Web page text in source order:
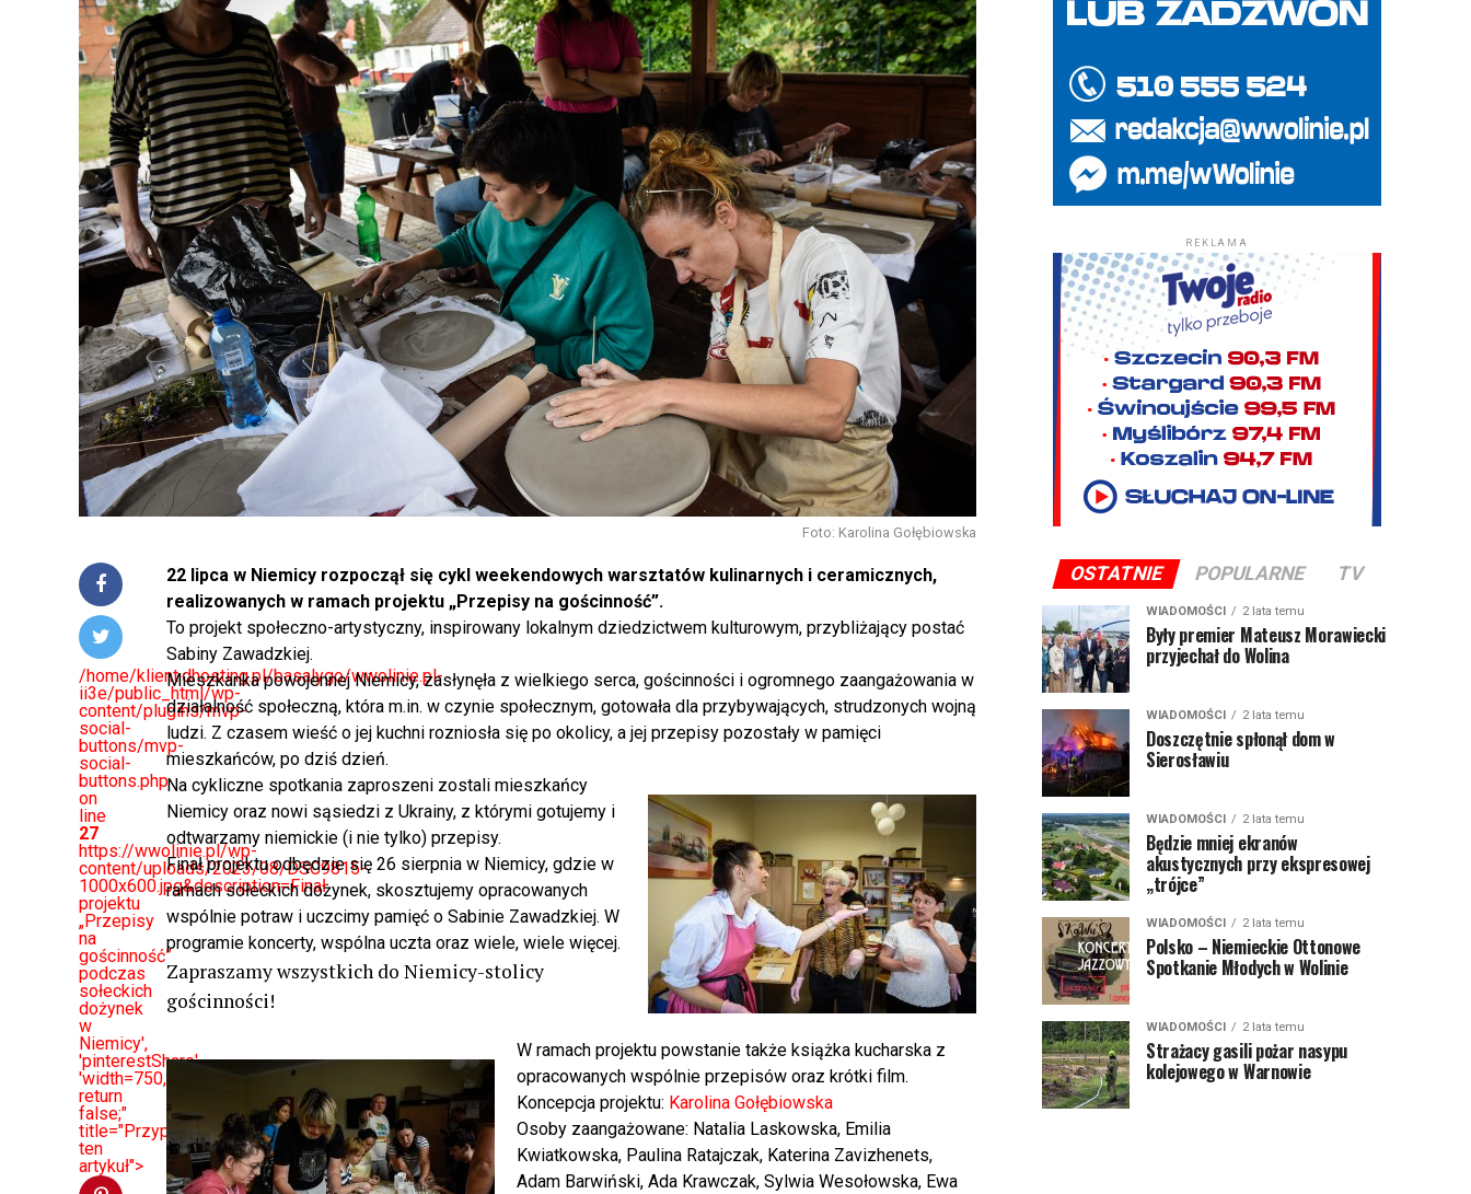
Foto: Karolina Gołębiowska
/home/klient.dhosting.pl/basalygo/wwolinie.pl-
ii3e/public_html/wp-
content/plugins/mvp-
social-
buttons/mvp-
social-
buttons.php
on
line
27
https://wwolinie.pl/wp-
content/uploads/2023/08/DSC9815-
1000x600.jpg&description=Finał
projektu
„Przepisy
na
gościnność”
podczas
sołeckich
dożynek
w
Niemicy',
'pinterestShare',
'width=750,height=350');
return
false;"
title="Przypnij
ten
artykuł">
22 lipca w Niemicy rozpoczął się cykl weekendowych warsztatów kulinarnych i ceramicznych,
realizowanych w ramach projektu „Przepisy na gościnność”.
To projekt społeczno-artystyczny, inspirowany lokalnym dziedzictwem kulturowym, przybliżający postać
Sabiny Zawadzkiej.
Mieszkanka powojennej Niemicy, zasłynęła z wielkiego serca, gościnności i ogromnego zaangażowania w
działalność społeczną, która m.in. w czynie społecznym, gotowała dla przybywających, strudzonych wojną
ludzi. Z czasem wieść o jej kuchni rozniosła się po okolicy, a jej przepisy pozostały w pamięci
mieszkańców, po dziś dzień.
Na cykliczne spotkania zaproszeni zostali mieszkańcy
Niemicy oraz nowi sąsiedzi z Ukrainy, z którymi gotujemy i
odtwarzamy niemickie (i nie tylko) przepisy.
Finał projektu odbędzie się 26 sierpnia w Niemicy, gdzie w
ramach sołeckich dożynek, skosztujemy opracowanych
wspólnie potraw i uczcimy pamięć o Sabinie Zawadzkiej. W
programie koncerty, wspólna uczta oraz wiele, wiele więcej.
Zapraszamy wszystkich do Niemicy-stolicy
gościnności!
W ramach projektu powstanie także książka kucharska z
opracowanych wspólnie przepisów oraz krótki film.
Koncepcja projektu: Karolina Gołębiowska
Osoby zaangażowane: Natalia Laskowska, Emilia
Kwiatkowska, Paulina Ratajczak, Katerina Zavizhenets,
Adam Barwiński, Ada Krawczak, Sylwia Wesołowska, Ewa
REKLAMA
OSTATNIE POPULARNE TV
WIADOMOŚCI 2 lata temu
Były premier Mateusz Morawiecki
przyjechał do Wolina
WIADOMOŚCI 2 lata temu
Doszczętnie spłonął dom w
Sierosławiu
WIADOMOŚCI 2 lata temu
Będzie mniej ekranów
akustycznych przy ekspresowej
„trójce”
WIADOMOŚCI 2 lata temu
Polsko – Niemieckie Ottonowe
Spotkanie Młodych w Wolinie
WIADOMOŚCI 2 lata temu
Strażacy gasili pożar nasypu
kolejowego w Warnowie